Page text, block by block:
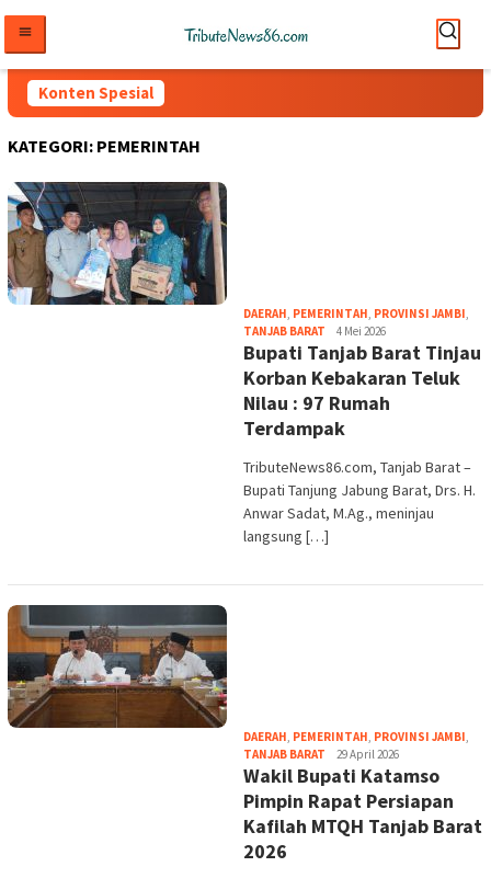
konten
Konten Spesial
KATEGORI: PEMERINTAH
DAERAH, PEMERINTAH, PROVINSI JAMBI,
TANJAB BARAT tribute
4 Mei 2026
Bupati Tanjab Barat Tinjau
Korban Kebakaran Teluk
Nilau : 97 Rumah
Terdampak
​TributeNews86.com, Tanjab Barat –
Bupati Tanjung Jabung Barat, Drs. H.
Anwar Sadat, M.Ag., meninjau
langsung […]
DAERAH, PEMERINTAH, PROVINSI JAMBI,
TANJAB BARAT tribute
29 April 2026
Wakil Bupati Katamso
Pimpin Rapat Persiapan
Kafilah MTQH Tanjab Barat
2026